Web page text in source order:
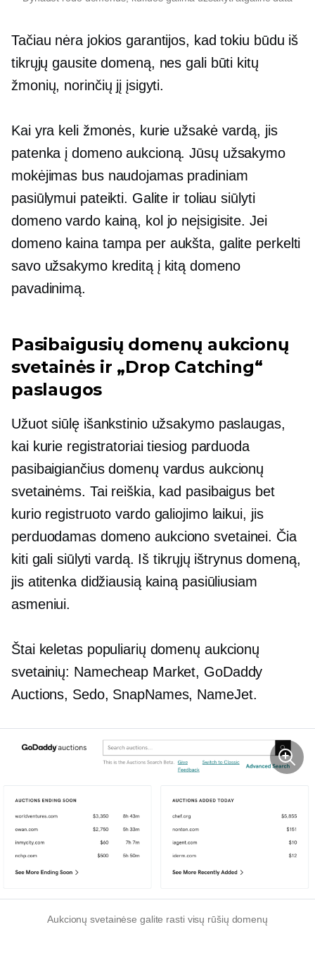
Tačiau nėra jokios garantijos, kad tokiu būdu iš
tikrųjų gausite domeną, nes gali būti kitų
žmonių, norinčių jį įsigyti.
Kai yra keli žmonės, kurie užsakė vardą, jis
patenka į domeno aukcioną. Jūsų užsakymo
mokėjimas bus naudojamas pradiniam
pasiūlymui pateikti. Galite ir toliau siūlyti
domeno vardo kainą, kol jo neįsigisite. Jei
domeno kaina tampa per aukšta, galite perkelti
savo užsakymo kreditą į kitą domeno
pavadinimą.
Pasibaigusių domenų aukcionų
svetainės ir „Drop Catching“
paslaugos
Užuot siūlę išankstinio užsakymo paslaugas,
kai kurie registratoriai tiesiog parduoda
pasibaigiančius domenų vardus aukcionų
svetainėms. Tai reiškia, kad pasibaigus bet
kurio registruoto vardo galiojimo laikui, jis
perduodamas domeno aukciono svetainei. Čia
kiti gali siūlyti vardą. Iš tikrųjų ištrynus domeną,
jis atitenka didžiausią kainą pasiūliusiam
asmeniui.
Štai keletas populiarių domenų aukcionų
svetainių: Namecheap Market, GoDaddy
Auctions, Sedo, SnapNames, NameJet.
Aukcionų svetainėse galite rasti visų rūšių domenų